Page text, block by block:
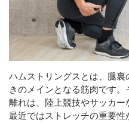
Web
お問い合
24時
お電
ハムストリングスとは、腿裏
きのメインとなる筋肉です
離れは、陸上競技やサッカー
最近ではストレッチの重要